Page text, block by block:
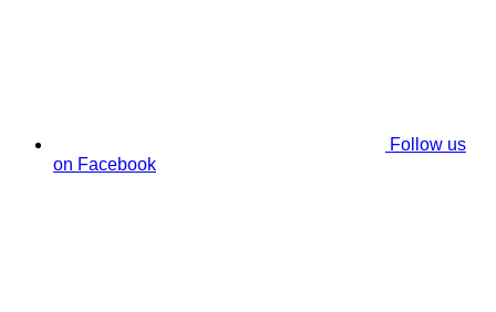
Follow us
on Facebook